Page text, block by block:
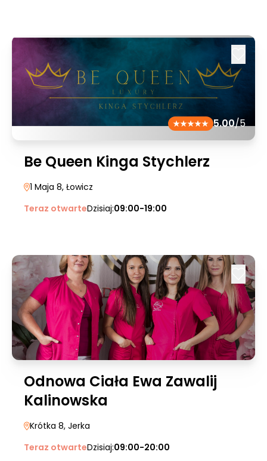
5.00/5
Be Queen Kinga Stychlerz
1 Maja 8, Łowicz
Teraz otwarteDzisiaj:09:00-19:00
Odnowa Ciała Ewa Zawalij
Kalinowska
Krótka 8, Jerka
Teraz otwarteDzisiaj:09:00-20:00